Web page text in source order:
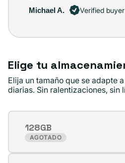
Michael A. Verified buyer
Elige tu
Elija un tamaño que se adapte
diarias. Sin ralentizaciones, sin
128GB
AGOTADO
Variante